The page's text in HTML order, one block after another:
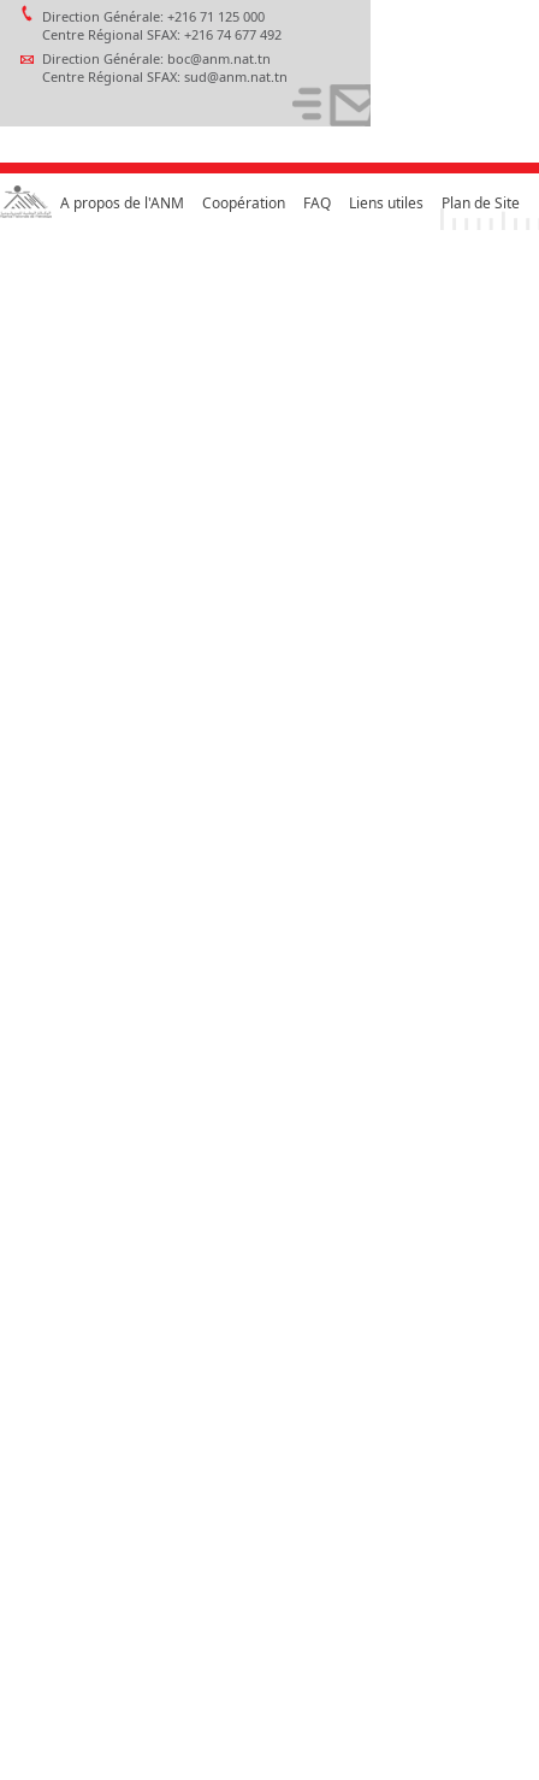
Direction Générale: +216 71 125 000
Centre Régional SFAX: +216 74 677 492
Direction Générale: boc@anm.nat.tn
Centre Régional SFAX: sud@anm.nat.tn
A propos de l'ANM Coopération FAQ Liens utiles Plan de Site